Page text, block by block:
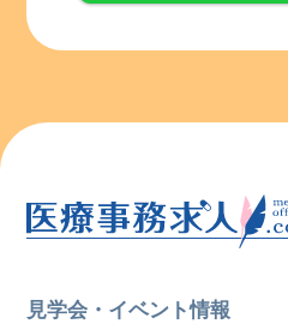
見学会・イベント情報